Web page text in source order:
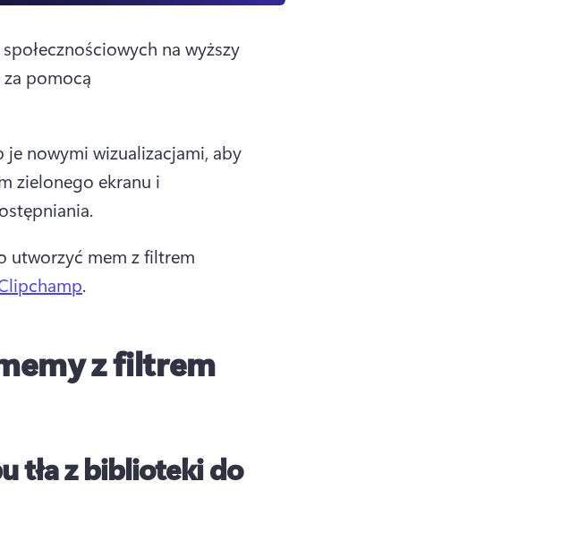
na wyższy
pomocą
je nowymi wizualizacjami, aby
zielonego ekranu i
utworzyć mem z filtrem
.
z filtrem
tła z biblioteki do